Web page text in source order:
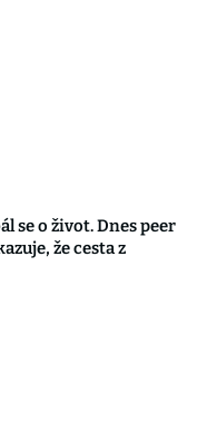
se o život. Dnes peer
že cesta z